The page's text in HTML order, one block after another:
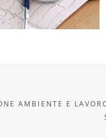
AMBIENTE E